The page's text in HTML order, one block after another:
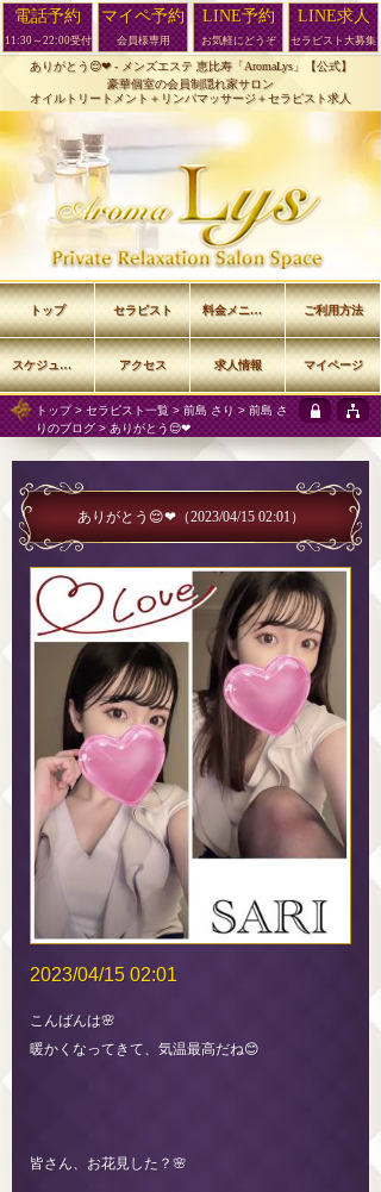
ありがとう😌❤︎ - メンズエステ 恵比寿「AromaLys」【公式】
豪華個室の会員制隠れ家サロン
オイルトリートメント＋リンパマッサージ＋セラピスト求人
トップ> セラピスト一覧 >前島 さり >前島 さ
りのブログ> ありがとう😌❤︎
ありがとう😌❤︎（2023/04/15 02:01）
2023/04/15 02:01
こんばんは🌸
暖かくなってきて、気温最高だね😊
皆さん、お花見した？🌸
トップ セラピスト 料金メニュー ご利用方法
スケジュール アクセス 求人情報 マイページ
電話予約
11:30～22:00受付
マイペ予約
会員様専用
LINE予約
お気軽にどうぞ
LINE求人
セラピスト大募集